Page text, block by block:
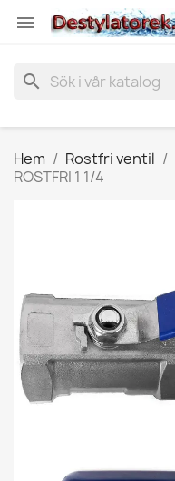

search
Hem Rostfri ventil
ROSTFRI 1 1/4